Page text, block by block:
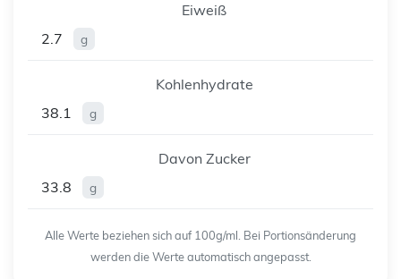
Eiweiß
2.7
g
Kohlenhydrate
38.1
g
Davon Zucker
33.8
g
Alle Werte beziehen sich auf 100g/ml. Bei Portionsänderung
werden die Werte automatisch angepasst.